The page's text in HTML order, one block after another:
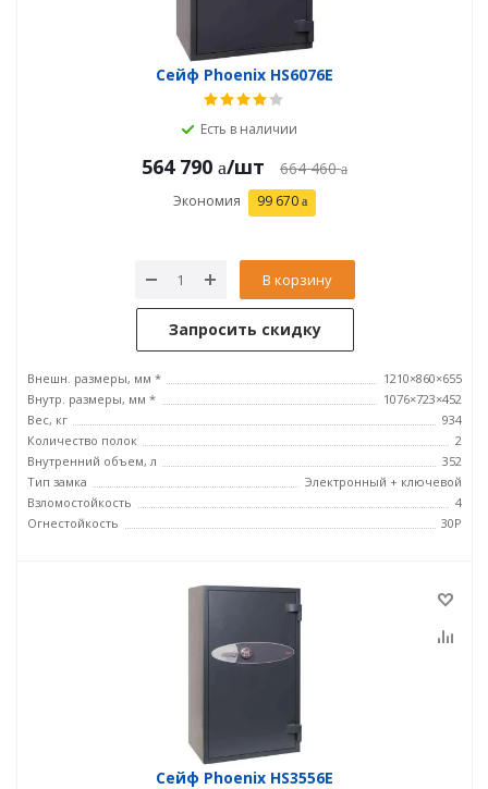
Сейф Phoenix HS6076E
Есть в наличии
564 790 /шт 664 460
Экономия 99 670
В корзину
Запросить скидку
Внешн. размеры, мм *
1210×860×655
Внутр. размеры, мм *
1076×723×452
Вес, кг
934
Количество полок
2
Внутренний объем, л
352
Тип замка
Электронный + ключевой
Взломостойкость
4
Огнестойкость
30P
Сейф Phoenix HS3556E